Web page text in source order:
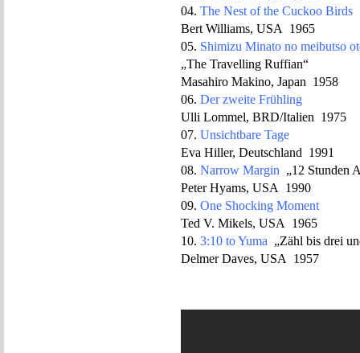
04. The Nest of the Cuckoo Birds
Bert Williams, USA 1965
05. Shimizu Minato no meibutso
„The Travelling Ruffian“
Masahiro Makino, Japan 1958
06. Der zweite Frühling
Ulli Lommel, BRD/Italien 1975
07. Unsichtbare Tage
Eva Hiller, Deutschland 1991
08. Narrow Margin „12 Stunden
Peter Hyams, USA 1990
09. One Shocking Moment
Ted V. Mikels, USA 1965
10. 3:10 to Yuma „Zähl bis drei
Delmer Daves, USA 1957